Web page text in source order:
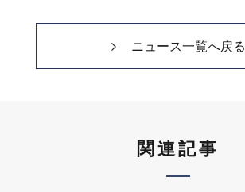
ニュース一覧へ戻る
関連記事